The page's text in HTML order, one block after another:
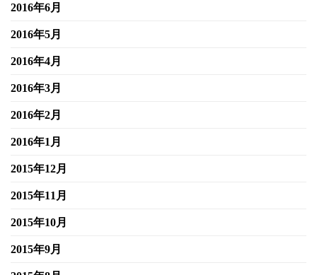
2016年6月
2016年5月
2016年4月
2016年3月
2016年2月
2016年1月
2015年12月
2015年11月
2015年10月
2015年9月